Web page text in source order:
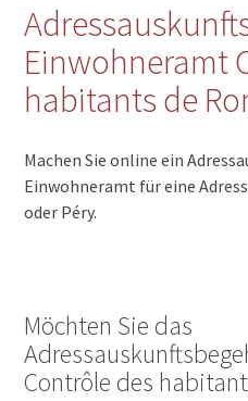
Einwohneramt
habitants de
Machen Sie online ein
Einwohneramt für eine
oder Péry.
Möchten Sie das
Contrôle des